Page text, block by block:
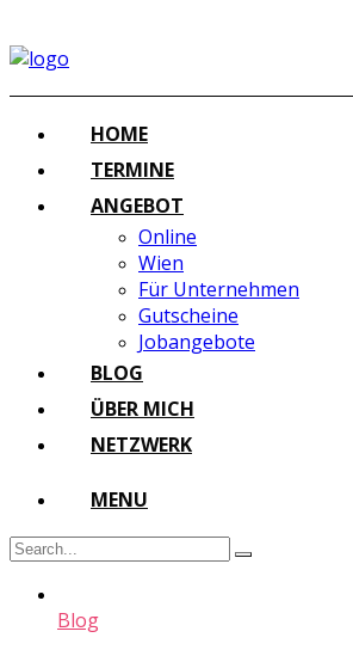
HOME
TERMINE
ANGEBOT
Online
Wien
Für Unternehmen
Gutscheine
Jobangebote
BLOG
ÜBER MICH
NETZWERK
MENU
Blog